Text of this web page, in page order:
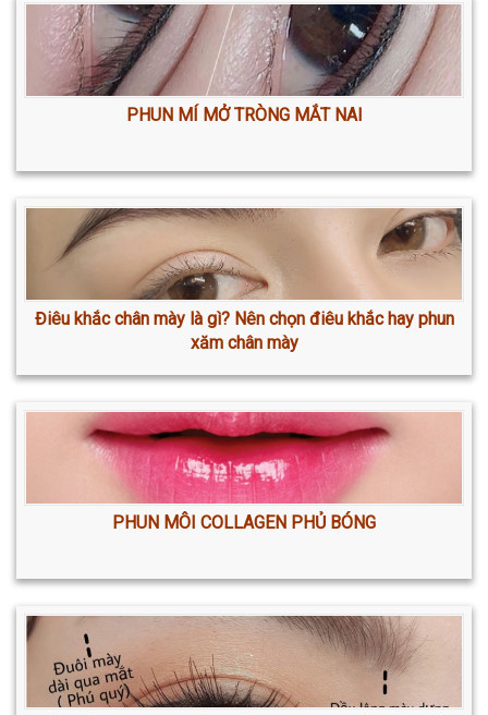
PHUN MÍ MỞ TRÒNG MẮT NAI
Điêu khắc chân mày là gì? Nên chọn điêu khắc hay phun
xăm chân mày
PHUN MÔI COLLAGEN PHỦ BÓNG